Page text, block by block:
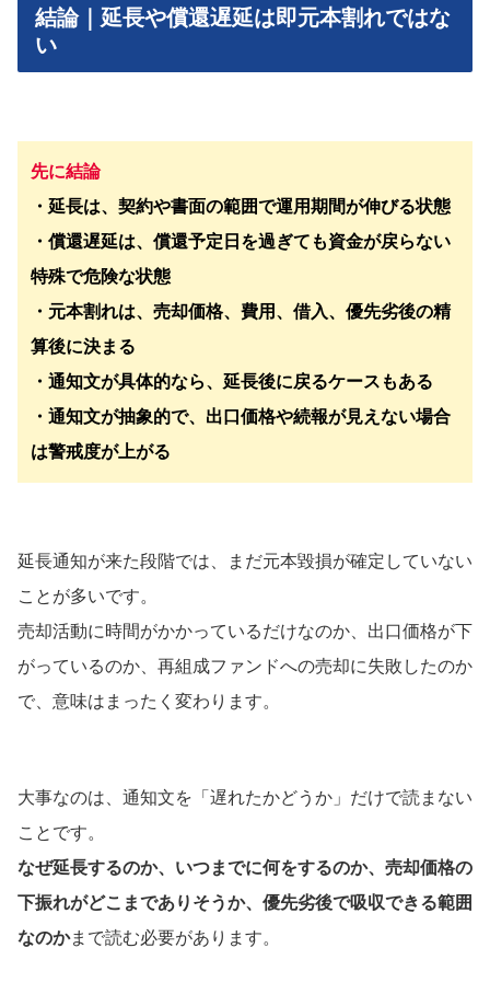
結論｜延長や償還遅延は即元本割れではな
い
先に結論
・延長は、契約や書面の範囲で運用期間が伸びる状態
・償還遅延は、償還予定日を過ぎても資金が戻らない
特殊で危険な状態
・元本割れは、売却価格、費用、借入、優先劣後の精
算後に決まる
・通知文が具体的なら、延長後に戻るケースもある
・通知文が抽象的で、出口価格や続報が見えない場合
は警戒度が上がる
延長通知が来た段階では、まだ元本毀損が確定していない
ことが多いです。
売却活動に時間がかかっているだけなのか、出口価格が下
がっているのか、再組成ファンドへの売却に失敗したのか
で、意味はまったく変わります。
大事なのは、通知文を「遅れたかどうか」だけで読まない
ことです。
なぜ延長するのか、いつまでに何をするのか、売却価格の
下振れがどこまでありそうか、優先劣後で吸収できる範囲
なのかまで読む必要があります。